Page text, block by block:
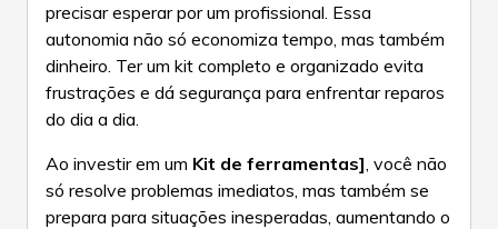
precisar esperar por um profissional. Essa
autonomia não só economiza tempo, mas também
dinheiro. Ter um kit completo e organizado evita
frustrações e dá segurança para enfrentar reparos
do dia a dia.
Ao investir em um Kit de ferramentas], você não
só resolve problemas imediatos, mas também se
prepara para situações inesperadas, aumentando o